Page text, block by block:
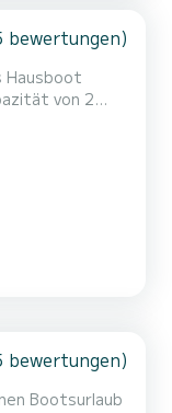
bewertungen)
Hausboot
dem Wasser
bewertungen)
Bootsurlaub